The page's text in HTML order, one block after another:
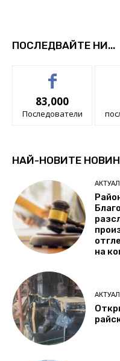
ПОСЛЕДВАЙТЕ НИ...
83,000
Последователи
НАЙ-НОВИТЕ
на